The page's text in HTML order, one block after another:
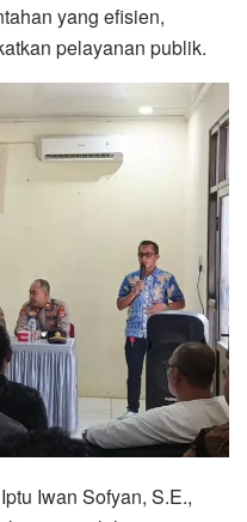
yang efisien,
pelayanan publik.
Iwan Sofyan, S.E.,